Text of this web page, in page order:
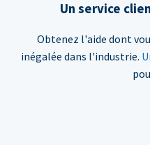
Un service
Obtenez l'aide dont
inégalée dans l'industrie.